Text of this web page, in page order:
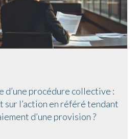
d’une procédure collective :
sur l’action en référé tendant
d’une provision ?